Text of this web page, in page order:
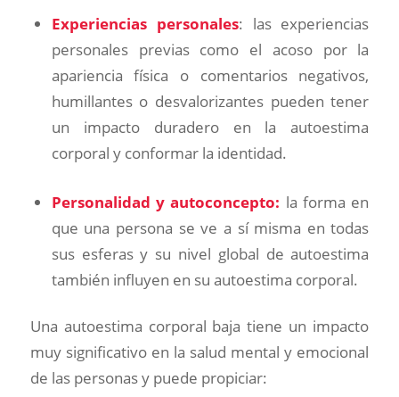
Experiencias personales: las experiencias
personales previas como el acoso por la
apariencia física o comentarios negativos,
humillantes o desvalorizantes pueden tener
un impacto duradero en la autoestima
corporal y conformar la identidad.
Personalidad y autoconcepto: la forma en
que una persona se ve a sí misma en todas
sus esferas y su nivel global de autoestima
también influyen en su autoestima corporal.
Una autoestima corporal baja tiene un impacto
muy significativo en la salud mental y emocional
de las personas y puede propiciar: